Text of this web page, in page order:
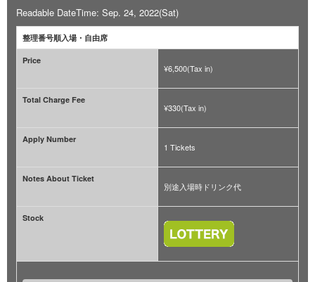
Readable DateTime: Sep. 24, 2022(Sat)
整理番号順入場・自由席
Price
¥6,500(Tax in)
Total Charge Fee
¥330(Tax in)
Apply Number
1 Tickets
Notes About Ticket
別途入場時ドリンク代
Stock